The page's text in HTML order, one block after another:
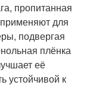
пропитанная
для
подвергая
плёнка
её
устойчивой к